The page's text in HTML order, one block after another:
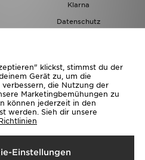
Klarna
Datenschutz
Nach
klickst, stimmst du der
Gerät zu, um die
die Nutzung der
Marketingbemühungen zu
können jederzeit in den
werden. Sieh dir unsere
Einstellungen